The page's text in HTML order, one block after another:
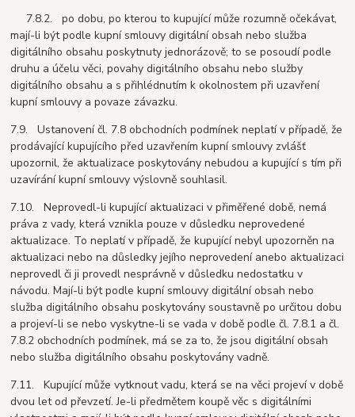
7.8.2. po dobu, po kterou to kupující může rozumně očekávat,
mají-li být podle kupní smlouvy digitální obsah nebo služba
digitálního obsahu poskytnuty jednorázově; to se posoudí podle
druhu a účelu věci, povahy digitálního obsahu nebo služby
digitálního obsahu a s přihlédnutím k okolnostem při uzavření
kupní smlouvy a povaze závazku.
7.9. Ustanovení čl. 7.8 obchodních podmínek neplatí v případě, že
prodávající kupujícího před uzavřením kupní smlouvy zvlášť
upozornil, že aktualizace poskytovány nebudou a kupující s tím při
uzavírání kupní smlouvy výslovně souhlasil.
7.10. Neprovedl-li kupující aktualizaci v přiměřené době, nemá
práva z vady, která vznikla pouze v důsledku neprovedené
aktualizace. To neplatí v případě, že kupující nebyl upozorněn na
aktualizaci nebo na důsledky jejího neprovedení anebo aktualizaci
neprovedl či ji provedl nesprávně v důsledku nedostatku v
návodu. Mají-li být podle kupní smlouvy digitální obsah nebo
služba digitálního obsahu poskytovány soustavně po určitou dobu
a projeví-li se nebo vyskytne-li se vada v době podle čl. 7.8.1 a čl.
7.8.2 obchodních podmínek, má se za to, že jsou digitální obsah
nebo služba digitálního obsahu poskytovány vadně.
7.11. Kupující může vytknout vadu, která se na věci projeví v době
dvou let od převzetí. Je-li předmětem koupě věc s digitálními